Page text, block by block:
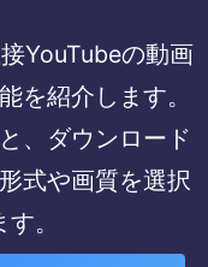
YouTubeの動画
を紹介します。
、ダウンロード
式や画質を選択
。